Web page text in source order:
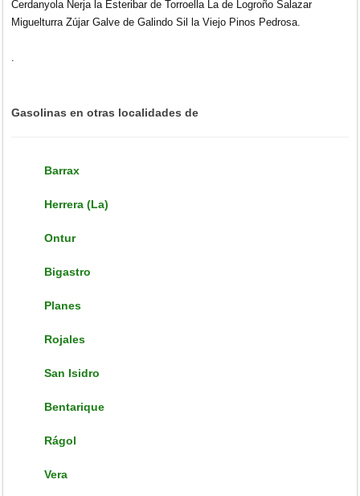
Cerdanyola Nerja la Esteribar de Torroella La de Logroño Salazar
Miguelturra Zújar Galve de Galindo Sil la Viejo Pinos Pedrosa.
.
Gasolinas en otras localidades de
Barrax
Herrera (La)
Ontur
Bigastro
Planes
Rojales
San Isidro
Bentarique
Rágol
Vera